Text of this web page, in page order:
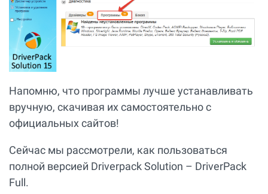
Напомню, что программы лучше устанавливать
вручную, скачивая их самостоятельно с
официальных сайтов!
Сейчас мы рассмотрели, как пользоваться
полной версией Driverpack Solution – DriverPack
Full.